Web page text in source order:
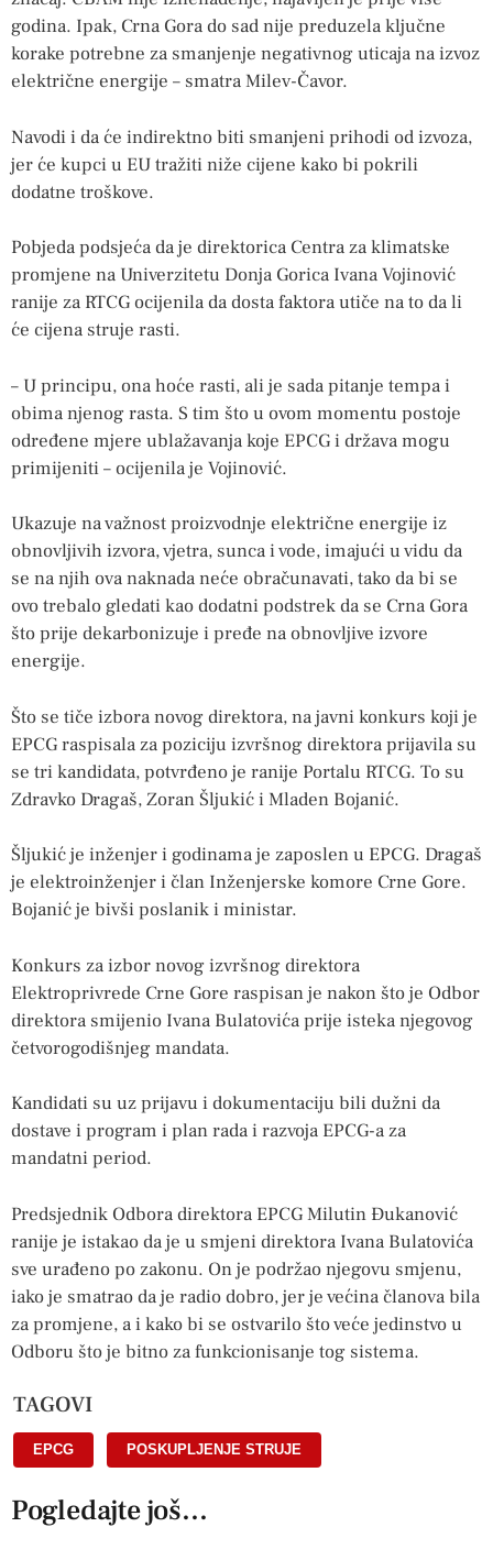
godina. Ipak, Crna Gora do sad nije preduzela ključne
korake potrebne za smanjenje negativnog uticaja na izvoz
električne energije – smatra Milev-Čavor.
Navodi i da će indirektno biti smanjeni prihodi od izvoza,
jer će kupci u EU tražiti niže cijene kako bi pokrili
dodatne troškove.
Pobjeda podsjeća da je direktorica Centra za klimatske
promjene na Univerzitetu Donja Gorica Ivana Vojinović
ranije za RTCG ocijenila da dosta faktora utiče na to da li
će cijena struje rasti.
– U principu, ona hoće rasti, ali je sada pitanje tempa i
obima njenog rasta. S tim što u ovom momentu postoje
određene mjere ublažavanja koje EPCG i država mogu
primijeniti – ocijenila je Vojinović.
Ukazuje na važnost proizvodnje električne energije iz
obnovljivih izvora, vjetra, sunca i vode, imajući u vidu da
se na njih ova naknada neće obračunavati, tako da bi se
ovo trebalo gledati kao dodatni podstrek da se Crna Gora
što prije dekarbonizuje i pređe na obnovljive izvore
energije.
Što se tiče izbora novog direktora, na javni konkurs koji je
EPCG raspisala za poziciju izvršnog direktora prijavila su
se tri kandidata, potvrđeno je ranije Portalu RTCG. To su
Zdravko Dragaš, Zoran Šljukić i Mladen Bojanić.
Šljukić je inženjer i godinama je zaposlen u EPCG. Dragaš
je elektroinženjer i član Inženjerske komore Crne Gore.
Bojanić je bivši poslanik i ministar.
Konkurs za izbor novog izvršnog direktora
Elektroprivrede Crne Gore raspisan je nakon što je Odbor
direktora smijenio Ivana Bulatovića prije isteka njegovog
četvorogodišnjeg mandata.
Kandidati su uz prijavu i dokumentaciju bili dužni da
dostave i program i plan rada i razvoja EPCG-a za
mandatni period.
Predsjednik Odbora direktora EPCG Milutin Đukanović
ranije je istakao da je u smjeni direktora Ivana Bulatovića
sve urađeno po zakonu. On je podržao njegovu smjenu,
iako je smatrao da je radio dobro, jer je većina članova bila
za promjene, a i kako bi se ostvarilo što veće jedinstvo u
Odboru što je bitno za funkcionisanje tog sistema.
TAGOVI
EPCG POSKUPLJENJE STRUJE
Pogledajte još...